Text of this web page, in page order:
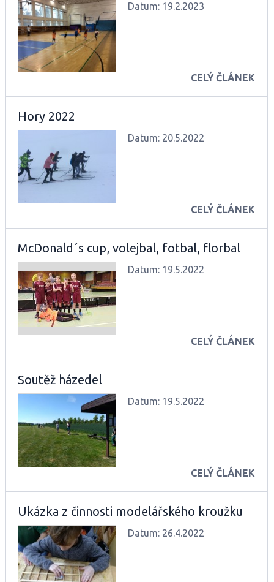
Datum: 19.2.2023
CELÝ ČLÁNEK
Hory 2022
Datum: 20.5.2022
CELÝ ČLÁNEK
McDonald´s cup, volejbal, fotbal, florbal
Datum: 19.5.2022
CELÝ ČLÁNEK
Soutěž házedel
Datum: 19.5.2022
CELÝ ČLÁNEK
Ukázka z činnosti modelářského kroužku
Datum: 26.4.2022